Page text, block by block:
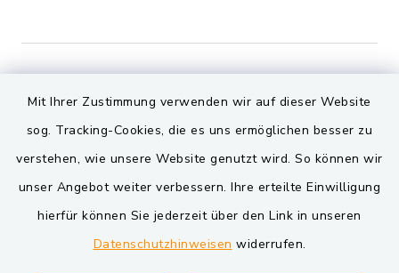
Mit Ihrer Zustimmung verwenden wir auf dieser Website
sog. Tracking-Cookies, die es uns ermöglichen besser zu
verstehen, wie unsere Website genutzt wird. So können wir
unser Angebot weiter verbessern. Ihre erteilte Einwilligung
hierfür können Sie jederzeit über den Link in unseren
Datenschutzhinweisen widerrufen.
Preisschafkopf für
Anfänger
22.02.2026
17:00 Uhr
Gasthof Bodensteiner